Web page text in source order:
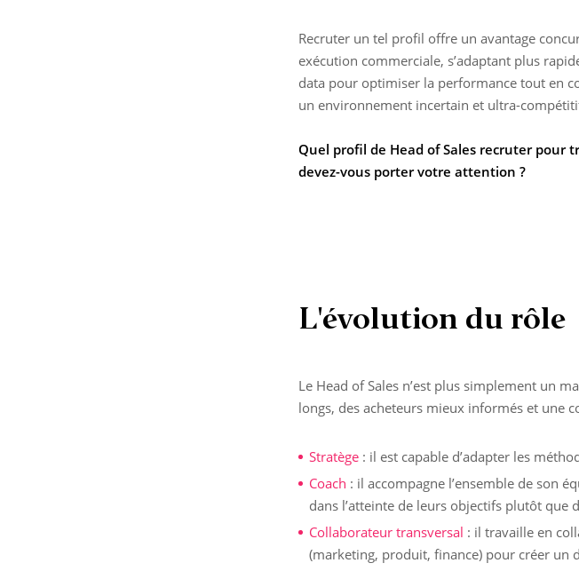
Recruter un tel profil offre un avantage
exécution commerciale, s’adaptant plus
data pour optimiser la performance tout en
un environnement incertain et ultra-
Quel profil de Head of Sales recruter pour
devez-vous porter votre attention ?
L'évolution du rôle
Le Head of Sales n’est plus simplement un
longs, des acheteurs mieux informés et une
Stratège : il est capable d’adapter les
Coach : il accompagne l’ensemble de son
dans l’atteinte de leurs objectifs plutôt que
Collaborateur transversal : il travaille en
(marketing, produit, finance) pour créer un